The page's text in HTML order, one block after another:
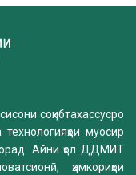
соҳибтахассусро
муосир
Айни ҳол ДДМИТ
ҳамкориҳои